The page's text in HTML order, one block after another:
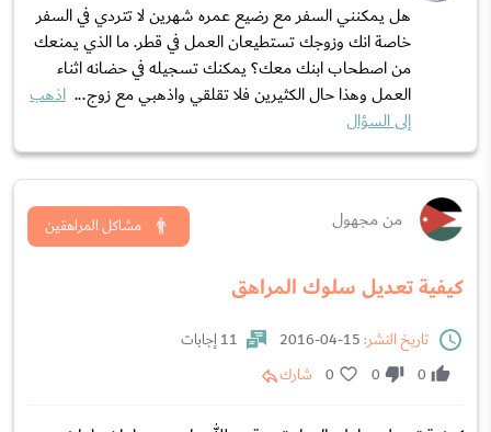
هل يمكنني السفر مع رضيع عمره شهرين لا تتردي في السفر
خاصة انك وزوجك تستطيعان العمل في قطر. ما الذي يمنعك
من اصطحاب ابنك معك؟ يمكنك تسجيله في حضانه اثناء
العمل وهذا حال الكثيرين فلا تقلقي واذهبي مع زوج... اذهب
إلى السؤال
من مجهول
كيفية تعديل سلوك المراهق
مشاكل المراهقين
تاريخ النشر:
11 إجابات
0
0
0 شارك